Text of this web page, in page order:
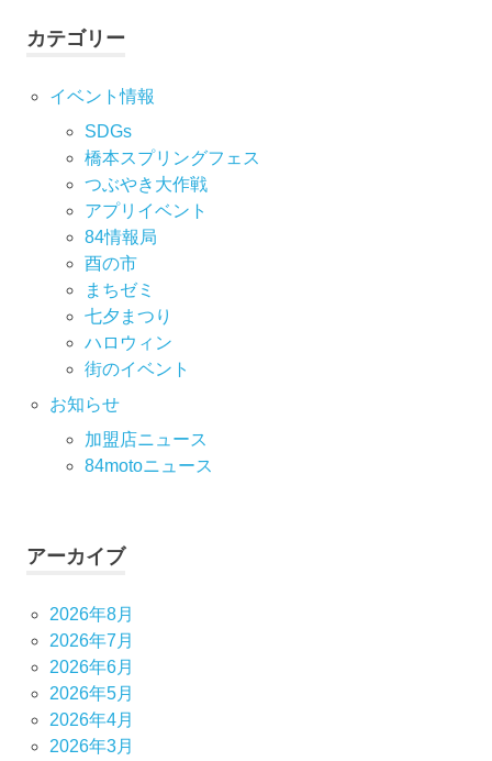
カテゴリー
イベント情報
SDGs
橋本スプリングフェス
つぶやき大作戦
アプリイベント
84情報局
酉の市
まちゼミ
七⼣まつり
ハロウィン
街のイベント
お知らせ
加盟店ニュース
84motoニュース
アーカイブ
2026年8月
2026年7月
2026年6月
2026年5月
2026年4月
2026年3月